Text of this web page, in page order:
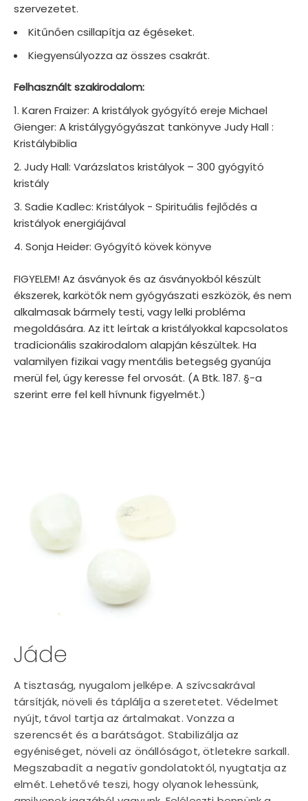
szervezetet.
Kitűnően csillapítja az égéseket.
Kiegyensúlyozza az összes csakrát.
Felhasznált szakirodalom:
Karen Fraizer: A kristályok gyógyító ereje Michael
Gienger: A kristálygyógyászat tankönyve Judy Hall :
Kristálybiblia
Judy Hall: Varázslatos kristályok – 300 gyógyító
kristály
Sadie Kadlec: Kristályok - Spirituális fejlődés a
kristályok energiájával
Sonja Heider: Gyógyító kövek könyve
FIGYELEM! Az ásványok és az ásványokból készült
ékszerek, karkötők nem gyógyászati eszközök, és nem
alkalmasak bármely testi, vagy lelki probléma
megoldására. Az itt leírtak a kristályokkal kapcsolatos
tradícionális szakirodalom alapján készültek. Ha
valamilyen fizikai vagy mentális betegség gyanúja
merül fel, úgy keresse fel orvosát. (A Btk. 187. §-a
szerint erre fel kell hívnunk figyelmét.)
Jáde
A tisztaság, nyugalom jelképe. A szívcsakrával
társítják, növeli és táplálja a szeretetet. Védelmet
nyújt, távol tartja az ártalmakat. Vonzza a
szerencsét és a barátságot. Stabilizálja az
egyéniséget, növeli az önállóságot, ötletekre sarkall.
Megszabadít a negatív gondolatoktól, nyugtatja az
elmét. Lehetővé teszi, hogy olyanok lehessünk,